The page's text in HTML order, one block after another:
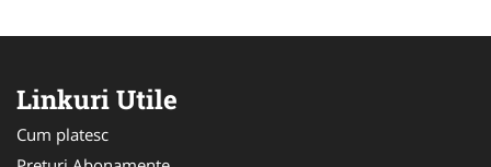
Linkuri Utile
Cum platesc